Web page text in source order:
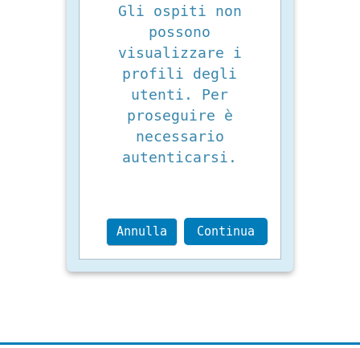
Gli ospiti non
possono
visualizzare i
profili degli
utenti. Per
proseguire è
necessario
autenticarsi.
Annulla Continua